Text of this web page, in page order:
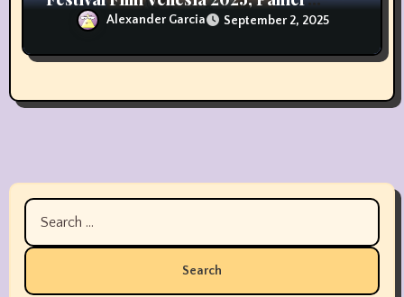
Punggung Berotot
Alexander Garcia September 2, 2025
Search
for: